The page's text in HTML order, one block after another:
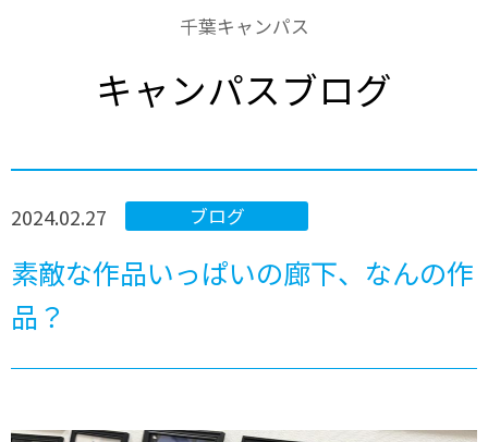
千葉キャンパス
キャンパスブログ
ブログ
2024.02.27
素敵な作品いっぱいの廊下、なんの作
品？